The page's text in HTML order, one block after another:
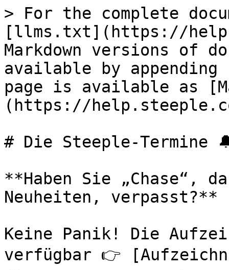
> For the complete
[llms.txt](https://
Markdown versions of
available by
page is available as
(https://
# Die Steeple-Termine
**Haben Sie „Chase“,
Neuheiten, verpasst?**
Keine Panik! Die
verfügbar 👉